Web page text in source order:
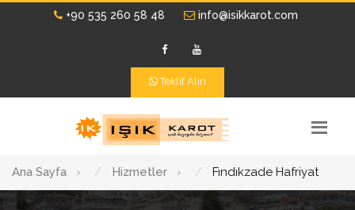
+90 535 260 58 48 info@isikkarot.com
Teklif Alın
Ana Sayfa › Hizmetler › Fındıkzade Hafriyat